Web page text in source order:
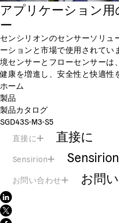
アプリケーション
ー
センシリオンのセンサーソリュ
ーションと市場で使用されてい
境センサーとフローセンサーは
健康を増進し、安全性と快適性
ホーム
製品
製品カタログ
SGD43S-M3-S5
直接に
直接に
Sensirion Sensirion
お問い合わせ お問